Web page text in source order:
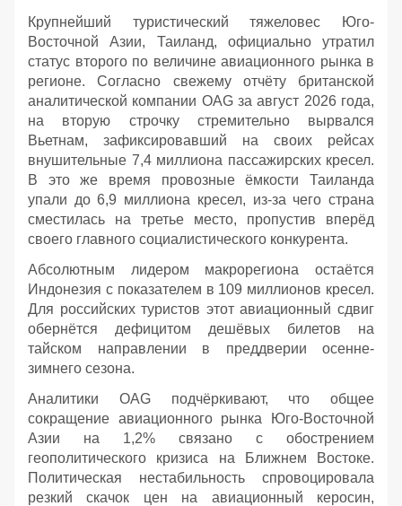
Крупнейший туристический тяжеловес Юго-
Восточной Азии, Таиланд, официально утратил
статус второго по величине авиационного рынка в
регионе. Согласно свежему отчёту британской
аналитической компании OAG за август 2026 года,
на вторую строчку стремительно вырвался
Вьетнам, зафиксировавший на своих рейсах
внушительные 7,4 миллиона пассажирских кресел.
В это же время провозные ёмкости Таиланда
упали до 6,9 миллиона кресел, из-за чего страна
сместилась на третье место, пропустив вперёд
своего главного социалистического конкурента.
Абсолютным лидером макрорегиона остаётся
Индонезия с показателем в 109 миллионов кресел.
Для российских туристов этот авиационный сдвиг
обернётся дефицитом дешёвых билетов на
тайском направлении в преддверии осенне-
зимнего сезона.
Аналитики OAG подчёркивают, что общее
сокращение авиационного рынка Юго-Восточной
Азии на 1,2% связано с обострением
геополитического кризиса на Ближнем Востоке.
Политическая нестабильность спровоцировала
резкий скачок цен на авиационный керосин,